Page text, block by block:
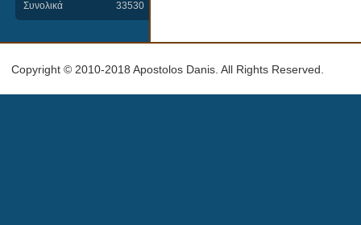
Συνολικά
33530
Copyright © 2010-2018 Apostolos Danis. All Rights Reserved.